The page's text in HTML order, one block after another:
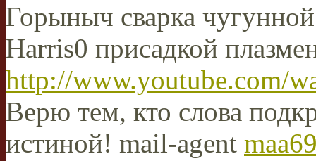
Горыныч сварка
Harris0 присадкой
http://www.youtube.com/
Верю тем, кто слова
истиной! mail-agent